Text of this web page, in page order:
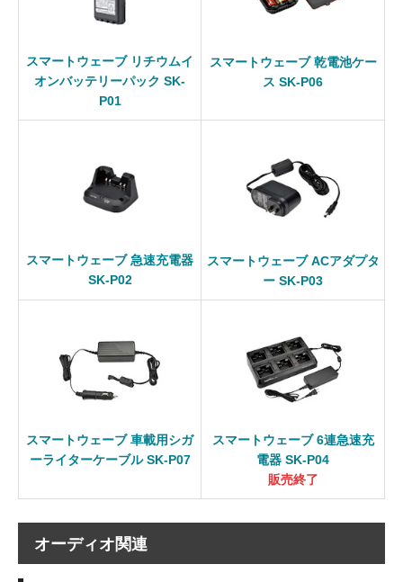
スマートウェーブ リチウムイ
オンバッテリーパック SK-
P01
スマートウェーブ 乾電池ケー
ス SK-P06
スマートウェーブ 急速充電器
SK-P02
スマートウェーブ ACアダプタ
ー SK-P03
スマートウェーブ 車載用シガ
ーライターケーブル SK-P07
スマートウェーブ 6連急速充
電器 SK-P04
販売終了
オーディオ関連